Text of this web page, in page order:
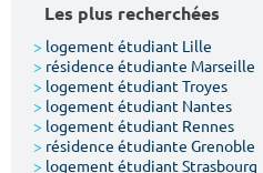
Votre date d'entrée
Les plus recherchées
> logement étudiant Lille
> résidence étudiante Marseille
> logement étudiant Troyes
> logement étudiant Nantes
> logement étudiant Rennes
> résidence étudiante Grenoble
> logement étudiant Strasbourg